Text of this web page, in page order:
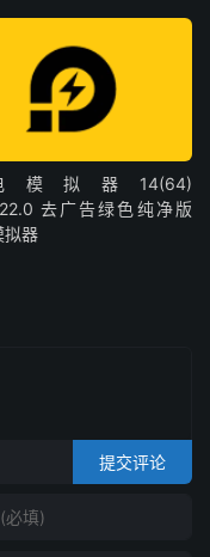
模拟器14(64)
去广告绿色纯净版
拟器
提交评论